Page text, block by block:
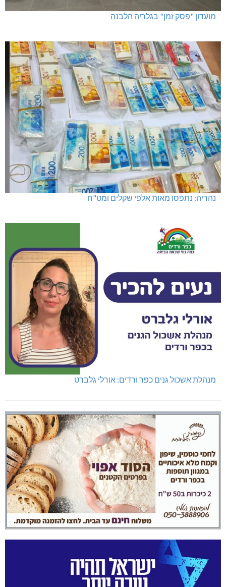
מועדון "פסק זמן" בגלריה הלבנה
נהריה: נתפסו מאות אלפי שקלים ומט"ח
מנהלת אשכול גנים כפר ורדים: אורלי גלברט